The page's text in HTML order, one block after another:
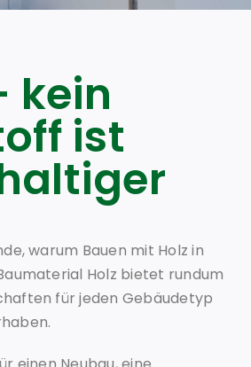
kein
ist
warum Bauen mit Holz in
Holz bietet rundum
für jeden Gebäudetyp